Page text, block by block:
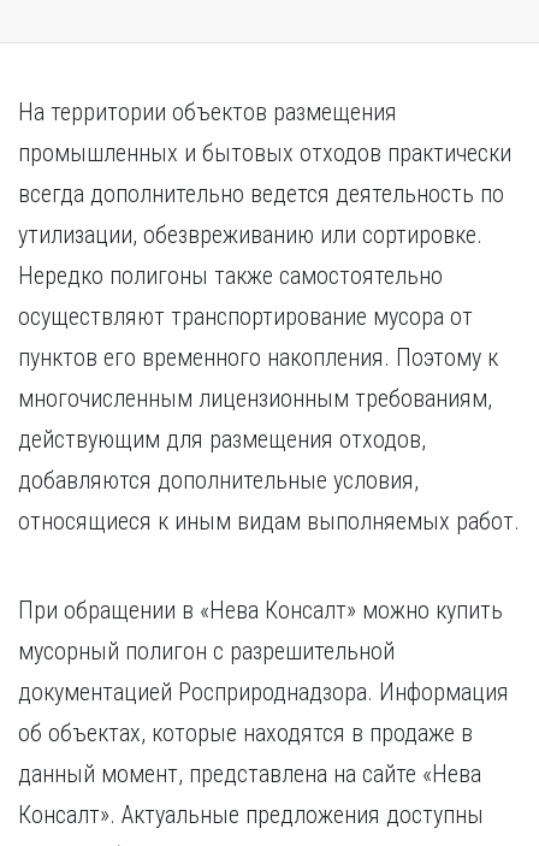
На территории объектов размещения
промышленных и бытовых отходов практически
всегда дополнительно ведется деятельность по
утилизации, обезвреживанию или сортировке.
Нередко полигоны также самостоятельно
осуществляют транспортирование мусора от
пунктов его временного накопления. Поэтому к
многочисленным лицензионным требованиям,
действующим для размещения отходов,
добавляются дополнительные условия,
относящиеся к иным видам выполняемых работ.
При обращении в «Нева Консалт» можно купить
мусорный полигон с разрешительной
документацией Росприроднадзора. Информация
об объектах, которые находятся в продаже в
данный момент, представлена на сайте «Нева
Консалт». Актуальные предложения доступны